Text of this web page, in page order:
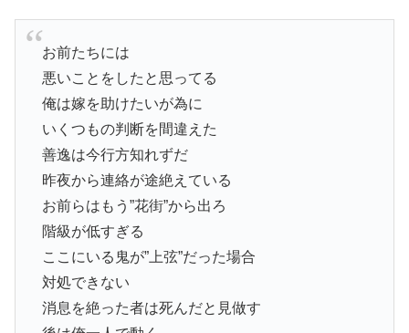
お前たちには
悪いことをしたと思ってる
俺は嫁を助けたいが為に
いくつもの判断を間違えた
善逸は今行方知れずだ
昨夜から連絡が途絶えている
お前らはもう”花街”から出ろ
階級が低すぎる
ここにいる鬼が”上弦”だった場合
対処できない
消息を絶った者は死んだと見做す